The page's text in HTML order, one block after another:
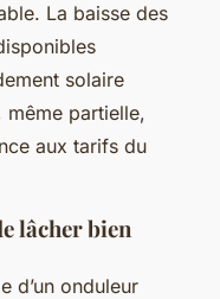
La baisse des
solaire
même partielle,
aux tarifs du
lâcher bien
d’un onduleur